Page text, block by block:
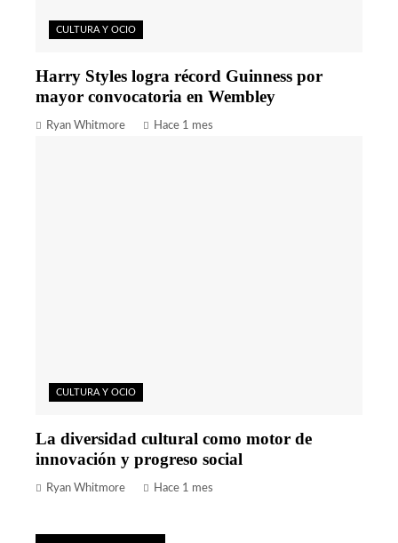
CULTURA Y OCIO
Harry Styles logra récord Guinness por
mayor convocatoria en Wembley
Ryan Whitmore Hace 1 mes
CULTURA Y OCIO
La diversidad cultural como motor de
innovación y progreso social
Ryan Whitmore Hace 1 mes